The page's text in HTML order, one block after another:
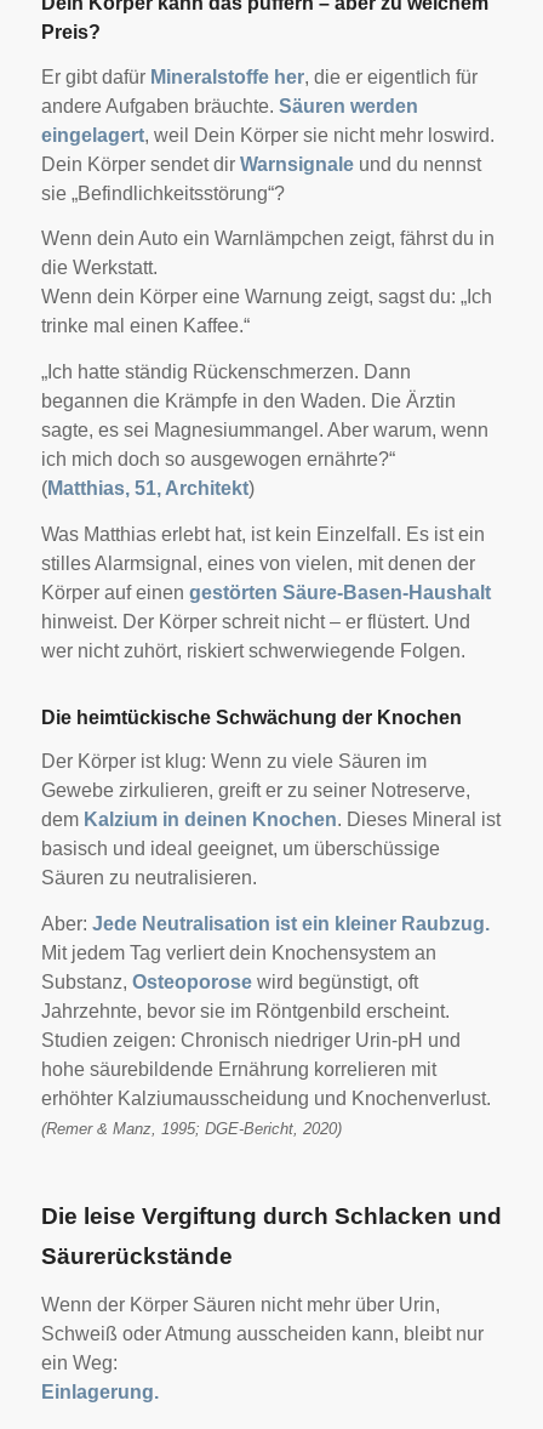
Preis?
Er gibt dafür Mineralstoffe her, die er eigentlich für
andere Aufgaben bräuchte. Säuren werden
eingelagert, weil Dein Körper sie nicht mehr loswird.
Dein Körper sendet dir Warnsignale und du nennst
sie „Befindlichkeitsstörung“?
Wenn dein Auto ein Warnlämpchen zeigt, fährst du in
die Werkstatt.
Wenn dein Körper eine Warnung zeigt, sagst du: „Ich
trinke mal einen Kaffee.“
„Ich hatte ständig Rückenschmerzen. Dann
begannen die Krämpfe in den Waden. Die Ärztin
sagte, es sei Magnesiummangel. Aber warum, wenn
ich mich doch so ausgewogen ernährte?“
(Matthias, 51, Architekt)
Was Matthias erlebt hat, ist kein Einzelfall. Es ist ein
stilles Alarmsignal, eines von vielen, mit denen der
Körper auf einen gestörten Säure-Basen-Haushalt
hinweist. Der Körper schreit nicht – er flüstert. Und
wer nicht zuhört, riskiert schwerwiegende Folgen.
Die heimtückische Schwächung der Knochen
Der Körper ist klug: Wenn zu viele Säuren im
Gewebe zirkulieren, greift er zu seiner Notreserve,
dem Kalzium in deinen Knochen. Dieses Mineral ist
basisch und ideal geeignet, um überschüssige
Säuren zu neutralisieren.
Aber: Jede Neutralisation ist ein kleiner Raubzug.
Mit jedem Tag verliert dein Knochensystem an
Substanz, Osteoporosewird begünstigt, oft
Jahrzehnte, bevor sie im Röntgenbild erscheint.
Studien zeigen: Chronisch niedriger Urin-pH und
hohe säurebildende Ernährung korrelieren mit
erhöhter Kalziumausscheidung und Knochenverlust.
(Remer & Manz, 1995; DGE-Bericht, 2020)
Die leise Vergiftung durch Schlacken und
Säurerückstände
Wenn der Körper Säuren nicht mehr über Urin,
Schweiß oder Atmung ausscheiden kann, bleibt nur
ein Weg:
Einlagerung.